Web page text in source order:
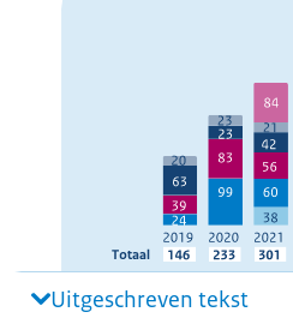
Uitgeschreven tekst